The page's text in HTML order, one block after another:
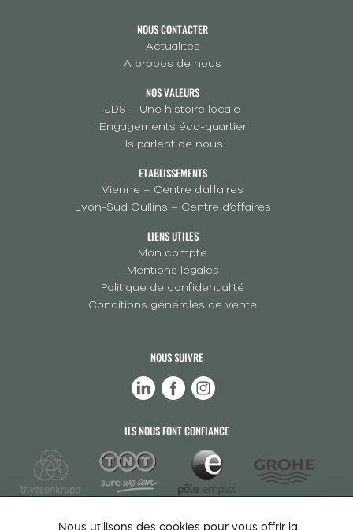
NOUS CONTACTER
Actualités
A propos de nous
NOS VALEURS
JDS – Une histoire locale
Engagements éco-quartier
Ils parlent de nous
ETABLISSEMENTS
Vienne – Centre d’affaires
Lyon-Sud Oullins – Centre d’affaires
LIENS UTILES
Mon compte
Mentions légales
Politique de confidentialité
Conditions générales de vente
NOUS SUIVRE
ILS NOUS FONT CONFIANCE
Nous utilisons des cookies pour vous offrir la